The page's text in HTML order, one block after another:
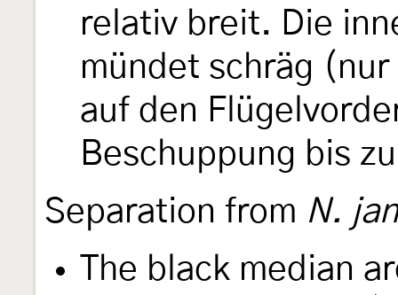
relativ breit. Die
mündet schräg
auf den
Beschuppung bis
Separation from N.
The black median